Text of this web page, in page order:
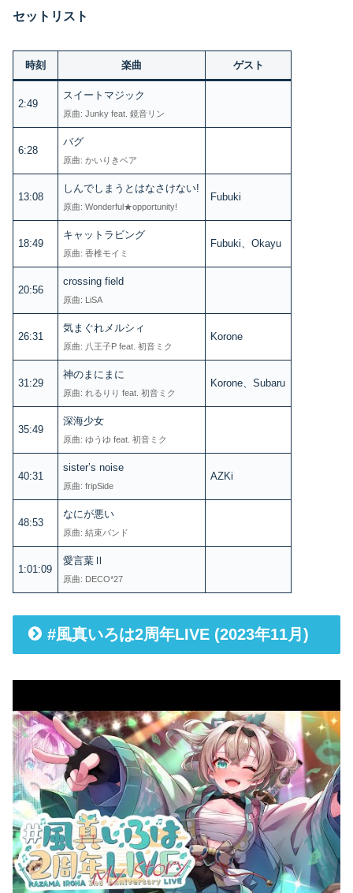
セットリスト
時刻 楽曲 ゲスト
2:49
スイートマジック
原曲: Junky feat. 鏡音リン
6:28
バグ
原曲: かいりきベア
13:08
しんでしまうとはなさけない!
原曲: Wonderful★opportunity!
Fubuki
18:49
キャットラビング
原曲: 香椎モイミ
Fubuki、Okayu
20:56
crossing field
原曲: LiSA
26:31
気まぐれメルシィ
原曲: 八王子P feat. 初音ミク
Korone
31:29
神のまにまに
原曲: れるりり feat. 初音ミク
Korone、Subaru
35:49
深海少女
原曲: ゆうゆ feat. 初音ミク
40:31
sister’s noise
原曲: fripSide
AZKi
48:53
なにが悪い
原曲: 結束バンド
1:01:09
愛言葉Ⅱ
原曲: DECO*27
#風真いろは2周年LIVE (2023年11月)